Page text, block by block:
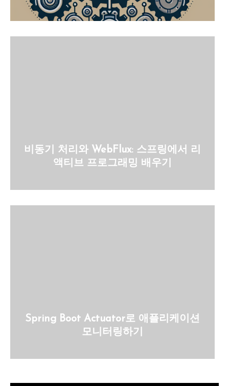
비동기 처리와 WebFlux: 스프링에서 리
액티브 프로그래밍 배우기
Spring Boot Actuator로 애플리케이션
모니터링하기